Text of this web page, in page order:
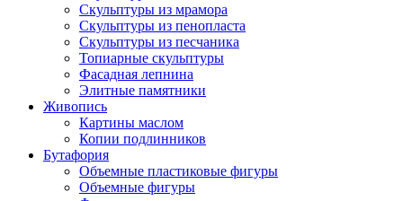
Скульптуры из мрамора
Скульптуры из пенопласта
Скульптуры из песчаника
Топиарные скульптуры
Фасадная лепнина
Элитные памятники
Живопись
Картины маслом
Копии подлинников
Бутафория
Объемные пластиковые фигуры
Объемные фигуры